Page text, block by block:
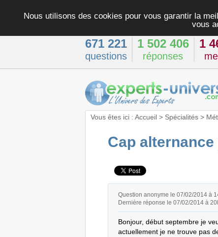
Nous utilisons des cookies pour vous garantir la
vous
671 221
questions
1 502 406
réponses
1
Vous êtes ici : Accueil> Spécialités>
Cap
Question anonyme le 07/02/2014 à
Dernière réponse le 07/02/2014 à
Bonjour, début septembre je
actuellement je ne trouve pas